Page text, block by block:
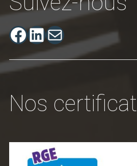
Facebook
LinkedIn
E-mail
Nos